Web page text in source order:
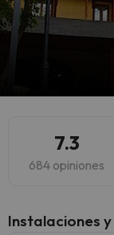
7.3
684 opiniones
Instalaciones